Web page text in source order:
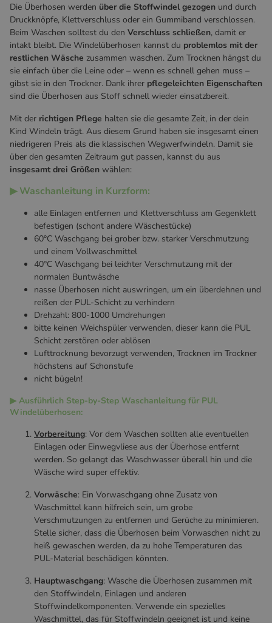
Die Überhosen werden über die Stoffwindel gezogen und durch
Druckknöpfe, Klettverschluss oder ein Gummiband verschlossen.
Beim Waschen solltest du den Verschluss schließen, damit er
intakt bleibt. Die Windelüberhosen kannst du problemlos mit der
restlichen Wäsche zusammen waschen. Zum Trocknen hängst du
sie einfach über die Leine oder – wenn es schnell gehen muss –
gibst sie in den Trockner. Dank ihrer pflegeleichten Eigenschaften
sind die Überhosen aus Stoff schnell wieder einsatzbereit.
Mit der richtigen Pflege halten sie die gesamte Zeit, in der dein
Kind Windeln trägt. Aus diesem Grund haben sie insgesamt einen
niedrigeren Preis als die klassischen Wegwerfwindeln. Damit sie
über den gesamten Zeitraum gut passen, kannst du aus
insgesamt drei Größen wählen:
▶ Waschanleitung in Kurzform:
alle Einlagen entfernen und Klettverschluss am Gegenklett
befestigen (schont andere Wäschestücke)
60°C Waschgang bei grober bzw. starker Verschmutzung
und einem Vollwaschmittel
40°C Waschgang bei leichter Verschmutzung mit der
normalen Buntwäsche
nasse Überhosen nicht auswringen, um ein überdehnen und
reißen der PUL-Schicht zu verhindern
Drehzahl: 800-1000 Umdrehungen
bitte keinen Weichspüler verwenden, dieser kann die PUL
Schicht zerstören oder ablösen
Lufttrocknung bevorzugt verwenden, Trocknen im Trockner
höchstens auf Schonstufe
nicht bügeln!
▶ Ausführlich Step-by-Step Waschanleitung für PUL
Windelüberhosen:
Vorbereitung: Vor dem Waschen sollten alle eventuellen
Einlagen oder Einwegvliese aus der Überhose entfernt
werden. So gelangt das Waschwasser überall hin und die
Wäsche wird super effektiv.
Vorwäsche: Ein Vorwaschgang ohne Zusatz von
Waschmittel kann hilfreich sein, um grobe
Verschmutzungen zu entfernen und Gerüche zu minimieren.
Stelle sicher, dass die Überhosen beim Vorwaschen nicht zu
heiß gewaschen werden, da zu hohe Temperaturen das
PUL-Material beschädigen könnten.
Hauptwaschgang: Wasche die Überhosen zusammen mit
den Stoffwindeln, Einlagen und anderen
Stoffwindelkomponenten. Verwende ein spezielles
Waschmittel, das für Stoffwindeln geeignet ist und keine